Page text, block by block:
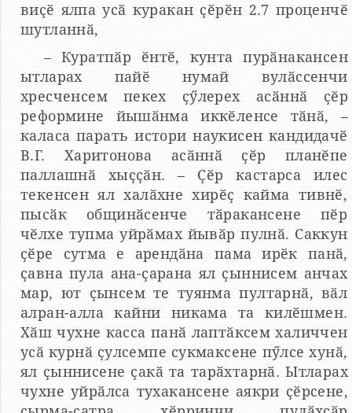
виҫӗ ялпа усӑ куракан ҫӗрӗн 2.7 проценчӗ
шутланнӑ,
– Куратпӑр ӗнтӗ, кунта пурӑнакансен
ытларах пайӗ нумай вулӑссенчи
хресченсем пекех ҫӳлерех асӑннӑ ҫӗр
реформине йышӑнма иккӗленсе тӑнӑ, –
каласа парать истори наукисен кандидачӗ
В.Г. Харитонова асӑннӑ ҫӗр планӗпе
паллашнӑ хыҫҫӑн. – Ҫӗр кастарса илес
текенсен ял халӑхне хирӗҫ кайма тивнӗ,
пысӑк общинӑсенче тӑракансене пӗр
чӗлхе тупма уйрӑмах йывӑр пулнӑ. Саккун
ҫӗре сутма е арендӑна пама ирӗк панӑ,
ҫавна пула ана-ҫарана ял ҫыннисем анчах
мар, ют ҫынсем те туянма пултарнӑ, вӑл
алран-алла кайни никама та килӗшмен.
Хӑш чухне касса панӑ лаптӑксем халиччен
усӑ курнӑ ҫулсемпе сукмаксене пӳлсе хунӑ,
ял ҫыннисене ҫакӑ та тарӑхтарнӑ. Ытларах
чухне уйрӑлса тухакансене аякри ҫӗрсене,